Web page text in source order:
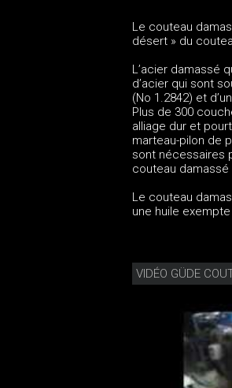
Le couteau
désert » du
L’acier damassé
d’acier qui sont
(No 1.2842) et
Plus de 300
alliage dur et
marteau-pilon de
sont nécessaires
couteau
Le couteau
une huile exempte
VIDÉO GÜDE